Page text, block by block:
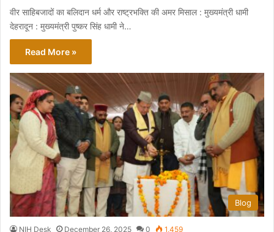
वीर साहिबजादों का बलिदान धर्म और राष्ट्रभक्ति की अमर मिसाल : मुख्यमंत्री धामी
देहरादून : मुख्यमंत्री पुष्कर सिंह धामी ने…
Read More »
Blog
NIH Desk December 26, 2025 0 1,459